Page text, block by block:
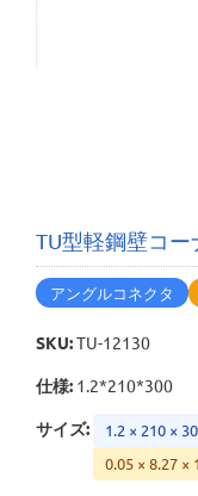
TU型軽鋼壁コ
アングルコネクタ
SKU:TU-12130
仕様: 1.2*210*300
サイズ:
1.2 × 210 ×
0.05 × 8.27 ×